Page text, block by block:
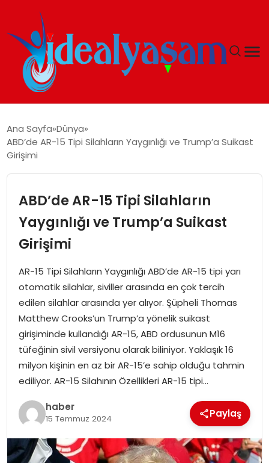
GÜNDEM
İDEAL SPOR
YAŞAM
MAGAZIN
SAĞLIK
SOSYAL HABER
Ana Sayfa Dünya
ABD’de AR-15 Tipi Silahların Yaygınlığı ve Trump’a Suikast
Girişimi
ABD’de AR-15 Tipi Silahların
Yaygınlığı ve Trump’a Suikast
Girişimi
AR-15 Tipi Silahların Yaygınlığı ABD’de AR-15 tipi yarı
otomatik silahlar, siviller arasında en çok tercih
edilen silahlar arasında yer alıyor. Şüpheli Thomas
Matthew Crooks’un Trump’a yönelik suikast
girişiminde kullandığı AR-15, ABD ordusunun M16
tüfeğinin sivil versiyonu olarak biliniyor. Yaklaşık 16
milyon kişinin en az bir AR-15’e sahip olduğu tahmin
ediliyor. AR-15 Silahının Özellikleri AR-15 tipi…
haber
15 Temmuz 2024 Paylaş